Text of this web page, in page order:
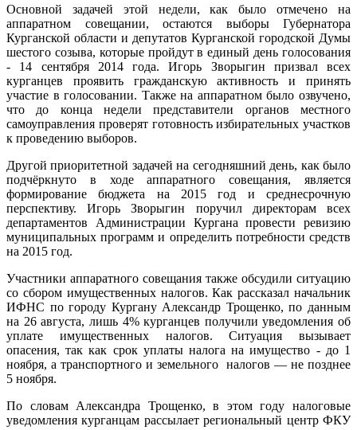
Основной задачей этой недели, как было отмечено на
аппаратном совещании, остаются выборы Губернатора
Курганской области и депутатов Курганской городской Думы
шестого созыва, которые пройдут в единый день голосования
- 14 сентября 2014 года. Игорь Зворыгин призвал всех
курганцев проявить гражданскую активность и принять
участие в голосовании. Также на аппаратном было озвучено,
что до конца недели представители органов местного
самоуправления проверят готовность избирательных участков
к проведению выборов.
Другой приоритетной задачей на сегодняшний день, как было
подчёркнуто в ходе аппаратного совещания, является
формирование бюджета на 2015 год и среднесрочную
перспективу. Игорь Зворыгин поручил директорам всех
департаментов Администрации Кургана провести ревизию
муниципальных программ и определить потребности средств
на 2015 год.
Участники аппаратного совещания также обсудили ситуацию
со сбором имущественных налогов. Как рассказал начальник
ИФНС по городу Кургану Александр Трощенко, по данным
на 26 августа, лишь 4% курганцев получили уведомления об
уплате имущественных налогов. Ситуация вызывает
опасения, так как срок уплаты налога на имущество - до 1
ноября, а транспортного и земельного налогов — не позднее
5 ноября.
По словам Александра Трощенко, в этом году налоговые
уведомления курганцам рассылает региональный центр ФКУ